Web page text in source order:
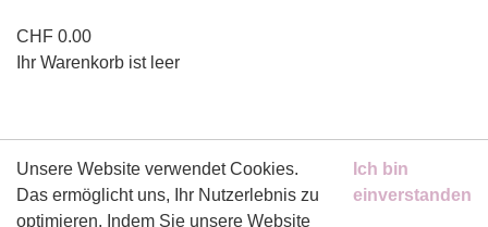
CHF 0.00
Ihr Warenkorb ist leer
ZAHLUNGSMITTEL
Unsere Website verwendet Cookies.
Das ermöglicht uns, Ihr Nutzerlebnis zu
optimieren. Indem Sie unsere Website
Ich bin
einverstanden